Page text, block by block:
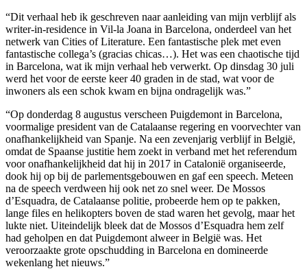
“Dit verhaal heb ik geschreven naar aanleiding van mijn verblijf als
writer-in-residence in Vil-la Joana in Barcelona, onderdeel van het
netwerk van Cities of Literature. Een fantastische plek met even
fantastische collega’s (gracias chicas…). Het was een chaotische tijd
in Barcelona, wat ik mijn verhaal heb verwerkt. Op dinsdag 30 juli
werd het voor de eerste keer 40 graden in de stad, wat voor de
inwoners als een schok kwam en bijna ondragelijk was.”
“Op donderdag 8 augustus verscheen Puigdemont in Barcelona,
voormalige president van de Catalaanse regering en voorvechter van
onafhankelijkheid van Spanje. Na een zevenjarig verblijf in België,
omdat de Spaanse justitie hem zoekt in verband met het referendum
voor onafhankelijkheid dat hij in 2017 in Catalonië organiseerde,
dook hij op bij de parlementsgebouwen en gaf een speech. Meteen
na de speech verdween hij ook net zo snel weer. De Mossos
d’Esquadra, de Catalaanse politie, probeerde hem op te pakken,
lange files en helikopters boven de stad waren het gevolg, maar het
lukte niet. Uiteindelijk bleek dat de Mossos d’Esquadra hem zelf
had geholpen en dat Puigdemont alweer in België was. Het
veroorzaakte grote opschudding in Barcelona en domineerde
wekenlang het nieuws.”